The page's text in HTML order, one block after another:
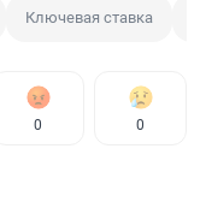
Ключевая ставка
0 0